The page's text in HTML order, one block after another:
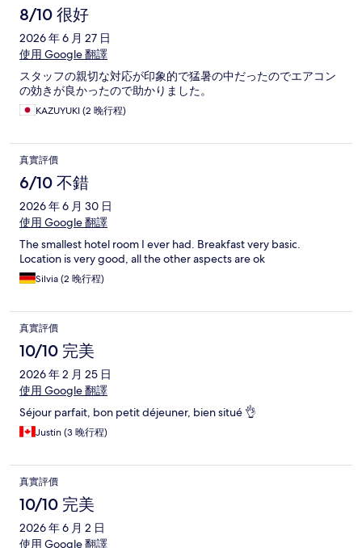
8/10 很好
2026 年 6 月 27 日
使用 Google 翻譯
スタッフの親切な対応が印象的で猛暑の中だったのでエアコン
の効きが良かったので助かりました。
KAZUYUKI (2 晚行程)
真實評價
6/10 不錯
2026 年 6 月 30 日
使用 Google 翻譯
The smallest hotel room I ever had. Breakfast very basic.
Location is very good, all the other aspects are ok
Silvia (2 晚行程)
真實評價
10/10 完美
2026 年 2 月 25 日
使用 Google 翻譯
Séjour parfait, bon petit déjeuner, bien situé 👌
Justin (3 晚行程)
真實評價
10/10 完美
2026 年 6 月 2 日
使用 Google 翻譯